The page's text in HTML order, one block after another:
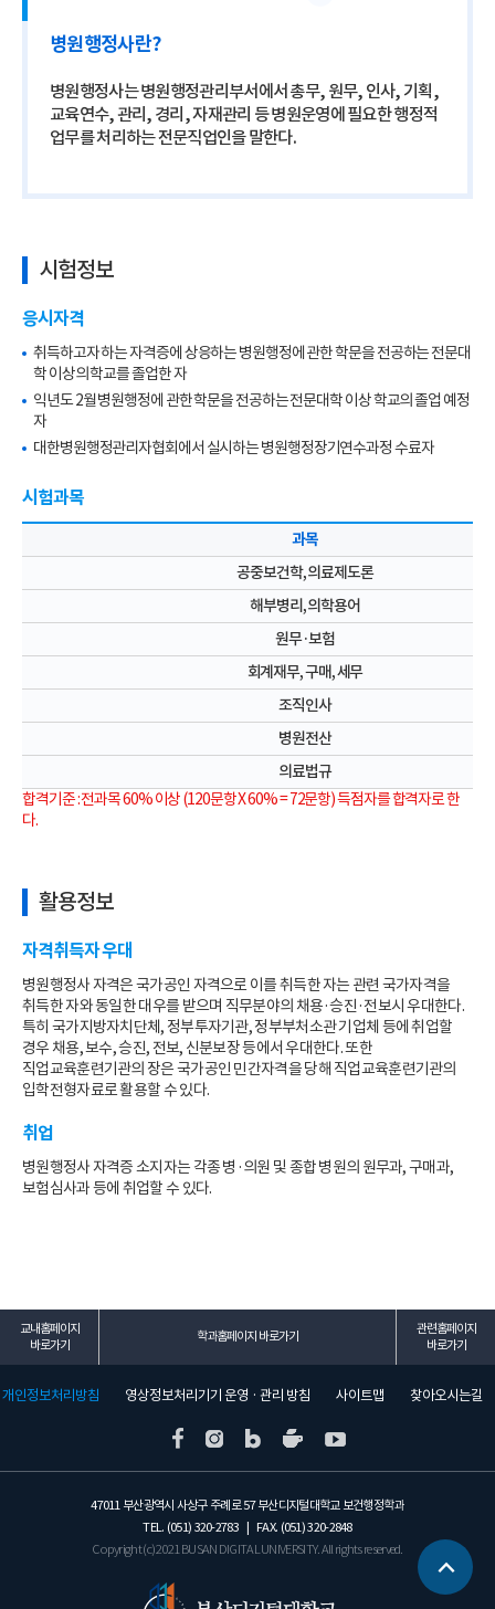
병원행정사란?
병원행정사는 병원행정관리부서에서 총무, 원무, 인사, 기획,
교육연수, 관리, 경리, 자재관리 등 병원운영에 필요한 행정적
업무를 처리하는 전문직업인을 말한다.
시험정보
응시자격
취득하고자 하는 자격증에 상응하는 병원행정에 관한 학문을 전공하는 전문대
학 이상의 학교를 졸업한 자
익년도 2월 병원행정에 관한 학문을 전공하는 전문대학 이상 학교의 졸업 예정
자
대한병원행정관리자협회에서 실시하는 병원행정장기연수과정 수료자
시험과목
과목
공중보건학, 의료제도론
해부병리, 의학용어
원무·보험
회계재무, 구매, 세무
조직인사
병원전산
의료법규
합격기준 : 전과목 60% 이상 (120문항 X 60% = 72문항) 득점자를 합격자로 한
다.
활용정보
자격취득자 우대
병원행정사 자격은 국가공인 자격으로 이를 취득한 자는 관련 국가자격을
취득한 자와 동일한 대우를 받으며 직무분야의 채용·승진·전보시 우대한다.
특히 국가지방자치단체, 정부투자기관, 정부부처소관 기업체 등에 취업할
경우 채용, 보수, 승진, 전보, 신분보장 등에서 우대한다. 또한
직업교육훈련기관의 장은 국가공인 민간자격을 당해 직업교육훈련기관의
입학전형자료로 활용할 수 있다.
취업
병원행정사 자격증 소지자는 각종 병·의원 및 종합 병원의 원무과, 구매과,
보험심사과 등에 취업할 수 있다.
교내홈페이지
바로가기
학과홈페이지 바로가기
관련홈페이지
바로가기
개인정보처리방침 영상정보처리기기 운영 · 관리 방침 사이트맵 찾아오시는길
47011 부산광역시 사상구 주례로 57 부산디지털대학교 보건행정학과
TEL. (051) 320-2783 | FAX. (051) 320-2848
Copyright (c) 2021 BUSAN DIGITAL UNIVERSITY. All rights reserved.